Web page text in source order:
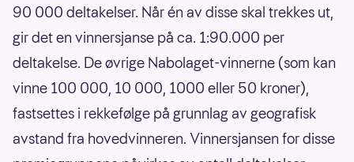
90 000 deltakelser. Når én av disse skal trekkes ut,
gir det en vinnersjanse på ca. 1:90.000 per
deltakelse. De øvrige Nabolaget-vinnerne (som kan
vinne 100 000, 10 000, 1000 eller 50 kroner),
fastsettes i rekkefølge på grunnlag av geografisk
avstand fra hovedvinneren. Vinnersjansen for disse